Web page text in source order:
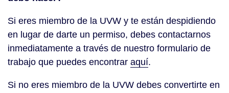
Si eres miembro de la UVW y te están despidiendo
en lugar de darte un permiso, debes contactarnos
inmediatamente a través de nuestro formulario de
trabajo que puedes encontrar aquí.
Si no eres miembro de la UVW debes convertirte en